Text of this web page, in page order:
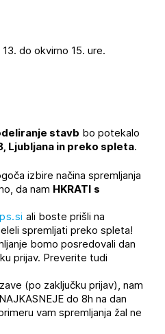
namenjena le ZAPS
Da lahko do nje
prijaviti.
REGISTRIRAJTE SE
do okvirno 15. ure.
stavb bo potekalo
Ljubljana in preko spleta.
izbire načina spremljanja
da nam HKRATI s
ali boste prišli na
spremljati preko spleta!
bomo posredovali dan
prijav. Preverite tudi
(po zaključku prijav), nam
do 8h na dan
vam spremljanja žal ne